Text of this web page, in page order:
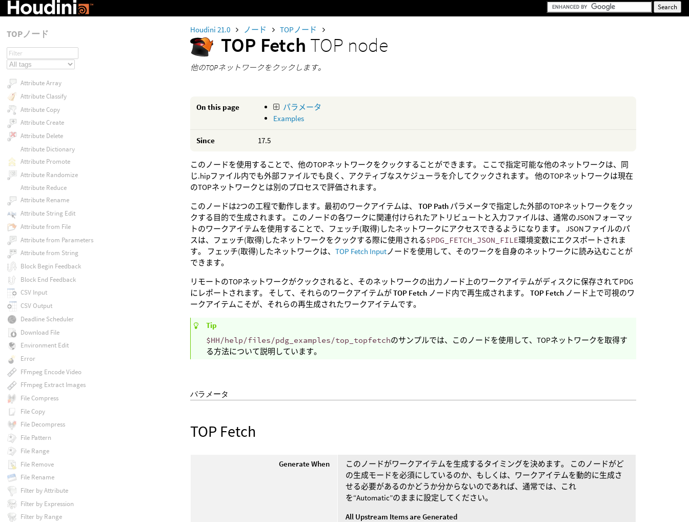
Houdini 21.0 ノード TOPノード
TOP Fetch TOP node
他のTOPネットワークをクックします。
On this page
パラメータ
Examples
Since 17.5
このノードを使用することで、他のTOPネットワークをクックすることができます。 ここで指定可能な他のネットワークは、同
じ.hipファイル内でも外部ファイルでも良く、アクティブなスケジューラを介してクックされます。 他のTOPネットワークは現在
のTOPネットワークとは別のプロセスで評価されます。
このノードは2つの工程で動作します。最初のワークアイテムは、TOP Path パラメータで指定した外部のTOPネットワークをクッ
クする目的で生成されます。 このノードの各ワークに関連付けられたアトリビュートと入力ファイルは、通常のJSONフォーマッ
トのワークアイテムを使用することで、フェッチ(取得)したネットワークにアクセスできるようになります。 JSONファイルのパ
スは、フェッチ(取得)したネットワークをクックする際に使用される$PDG_FETCH_JSON_FILE環境変数にエクスポートされま
す。 フェッチ(取得)したネットワークは、TOP Fetch Inputノードを使用して、そのワークを自身のネットワークに読み込むことが
できます。
リモートのTOPネットワークがクックされると、そのネットワークの出力ノード上のワークアイテムがディスクに保存されてPDG
にレポートされます。 そして、それらのワークアイテムがTOP Fetch ノード内で再生成されます。TOP Fetch ノード上で可視のワ
ークアイテムこそが、それらの再生成されたワークアイテムです。
Tip
$HH/help/files/pdg_examples/top_topfetchのサンプルでは、このノードを使用して、TOPネットワークを取得す
る方法について説明しています。
パラメータ
TOP Fetch
Generate When
このノードがワークアイテムを生成するタイミングを決めます。 このノードがど
の生成モードを必須にしているのか、もしくは、ワークアイテムを動的に生成さ
せる必要があるのかどうか分からないのであれば、通常では、これ
を“Automatic”のままに設定してください。
All Upstream Items are Generated
TOPノード
Attribute Array
Attribute Classify
Attribute Copy
Attribute Create
Attribute Delete
Attribute Dictionary
Attribute Promote
Attribute Randomize
Attribute Reduce
Attribute Rename
Attribute String Edit
Attribute from File
Attribute from Parameters
Attribute from String
Block Begin Feedback
Block End Feedback
CSV Input
CSV Output
Deadline Scheduler
Download File
Environment Edit
Error
FFmpeg Encode Video
FFmpeg Extract Images
File Compress
File Copy
File Decompress
File Pattern
File Range
File Remove
File Rename
Filter by Attribute
Filter by Expression
Filter by Range